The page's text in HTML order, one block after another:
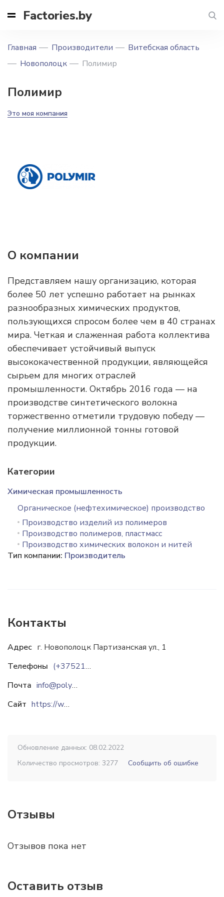
Factories.by
Главная Производители
Витебская область
Новополоцк
Полимир
Полимир
Это моя компания
О компании
Представляем нашу организацию, которая
более 50 лет успешно работает на рынках
разнообразных химических продуктов,
пользующихся спросом более чем в 40 странах
мира. Четкая и слаженная работа коллектива
обеспечивает устойчивый выпуск
высококачественной продукции, являющейся
сырьем для многих отраслей
промышленности. Октябрь 2016 года — на
производстве синтетического волокна
торжественно отметили трудовую победу —
получение миллионной тонны готовой
продукции.
Категории
Химическая промышленность
Органическое (нефтехимическое) производство
Производство изделий из полимеров
Производство полимеров, пластмасс
Производство химических волокон и нитей
Тип компании: Производитель
Контакты
Адрес г. Новополоцк Партизанская ул., 1
Телефоны
(+375214)557009
Почта
info@polymir.by
Сайт
https://www.polymir.by
Обновление данных: 08.02.2022
Количество просмотров: 3277
Сообщить об ошибке
Отзывы
Отзывов пока нет
Оставить отзыв